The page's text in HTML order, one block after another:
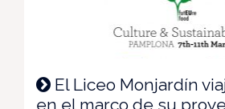
El Liceo Monjardín
en el marco de su